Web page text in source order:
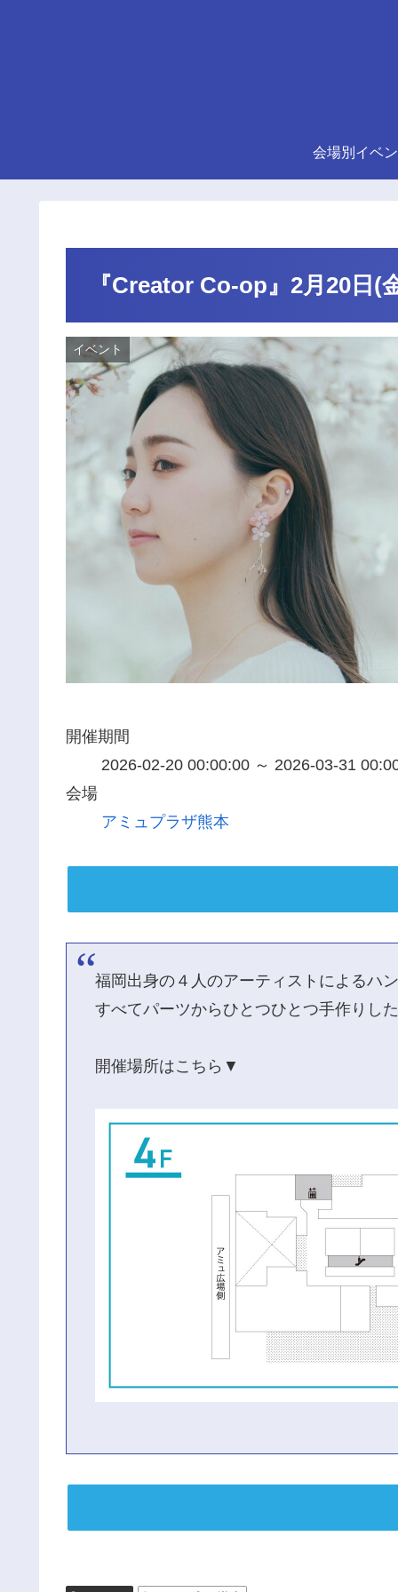
会場別イベ
『Creator Co-op』2月20日
イベント
開催期間
2026-02-20 00:00:00 ～ 2026-03-31
会場
アミュプラザ熊本
福岡出身の４人のアーティストによるハ
すべてパーツからひとつひとつ手作りし
開催場所はこちら▼